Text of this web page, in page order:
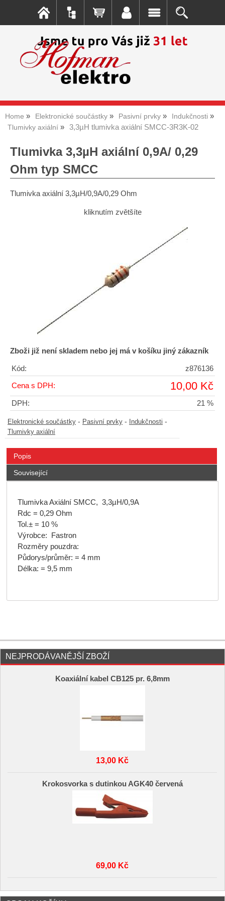
Home Elektronické součástky Pasivní prvky
Indukčnosti
Tlumivky axiální
3,3µH tlumivka axiální SMCC-3R3K-02
Tlumivka 3,3µH axiální 0,9A/ 0,29
Ohm typ SMCC
Tlumivka axiální 3,3µH/0,9A/0,29 Ohm
kliknutím zvětšíte
Zboži již není skladem nebo jej má v košíku jiný zákazník
Kód: z876136
Cena s DPH: 10,00 Kč
DPH: 21 %
Elektronické součástky - Pasivní prvky - Indukčnosti -
Tlumivky axiální
Popis
Související
Tlumivka Axiální SMCC, 3,3µH/0,9A
Rdc = 0,29 Ohm
Tol.± = 10 %
Výrobce: Fastron
Rozměry pouzdra:
Půdorys/průměr: = 4 mm
Délka: = 9,5 mm
NEJPRODÁVANĚJŠÍ ZBOŽÍ
Koaxiální kabel CB125 pr. 6,8mm
13,00 Kč
Krokosvorka s dutinkou AGK40 červená
69,00 Kč